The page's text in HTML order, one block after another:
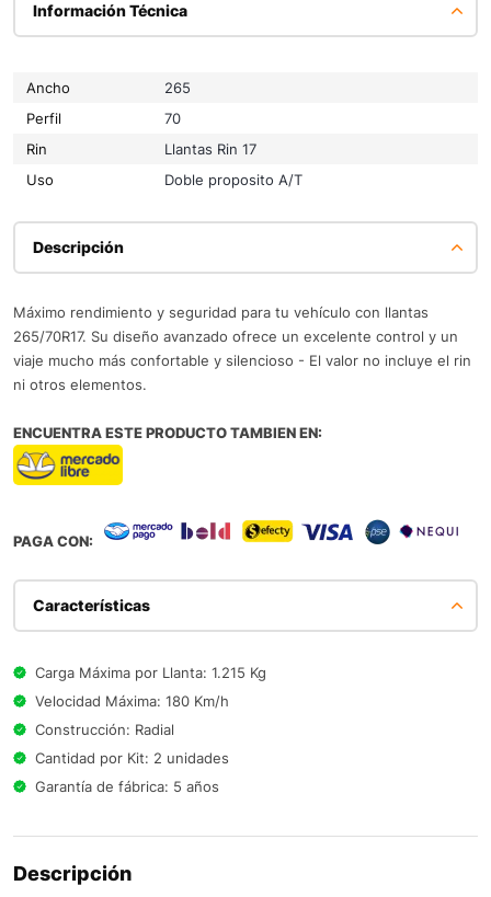
Información Técnica
Ancho
265
Perfil
70
Rin
Llantas Rin 17
Uso
Doble proposito A/T
Descripción
Máximo rendimiento y seguridad para tu vehículo con llantas
265/70R17. Su diseño avanzado ofrece un excelente control y un
viaje mucho más confortable y silencioso - El valor no incluye el rin
ni otros elementos.
ENCUENTRA ESTE PRODUCTO TAMBIEN EN:
PAGA CON:
Características
Carga Máxima por Llanta: 1.215 Kg
Velocidad Máxima: 180 Km/h
Construcción: Radial
Cantidad por Kit: 2 unidades
Garantía de fábrica: 5 años
Descripción